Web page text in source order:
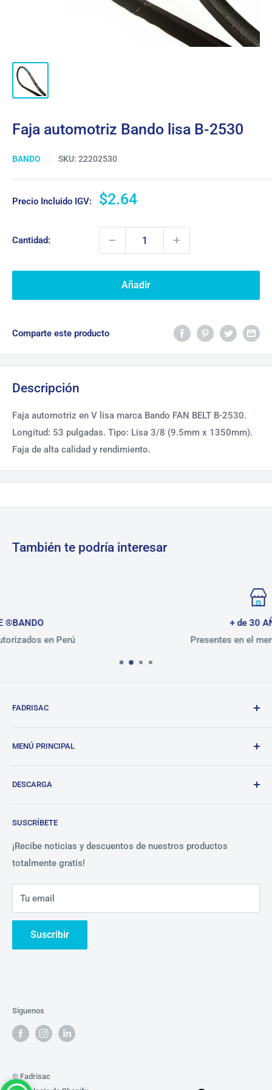
Faja automotriz Bando lisa B-2530
BANDO SKU: 22202530
Precio Incluido IGV:
Precio
venta
$2.64
Cantidad:
Añadir
Comparte este producto
Descripción
Faja automotriz en V lisa marca Bando FAN BELT B-2530.
Longitud: 53 pulgadas. Tipo: Lisa 3/8 (9.5mm x 1350mm).
Faja de alta calidad y rendimiento.
También te podría interesar
Presentes en el mercado peruano
FADRISAC
MENÚ PRINCIPAL
Tienda
Beneficios
Nosotros
Contáctanos
DESCARGA
Política de Privacidad
SUSCRÍBETE
¡Recibe noticias y descuentos de nuestros productos
totalmente gratis!
Tu email
Suscribir
Síguenos
© Fadrisac